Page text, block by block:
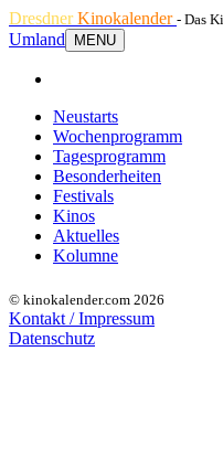
DresdnerKinokalender - Das
Umland
MENU
Neustarts
Wochenprogramm
Tagesprogramm
Besonderheiten
Festivals
Kinos
Aktuelles
Kolumne
© kinokalender.com 2026
Kontakt / Impressum
Datenschutz